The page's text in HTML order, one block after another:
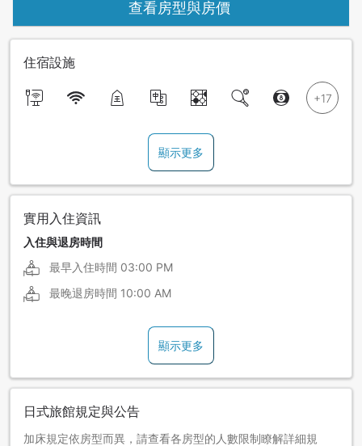
查看房型與房價
住宿設施
顯示更多
實用入住資訊
入住與退房時間
最早入住時間 03:00 PM
最晚退房時間 10:00 AM
顯示更多
日式旅館規定與公告
加床規定依房型而異，請查看各房型的人數限制瞭解詳細規